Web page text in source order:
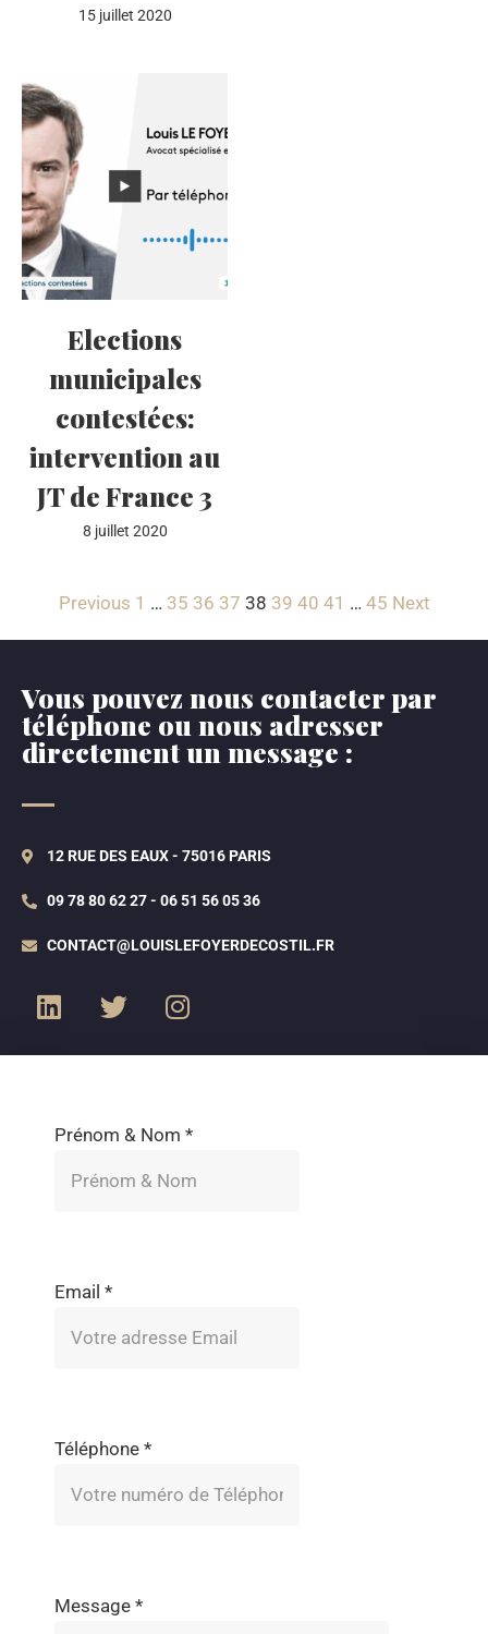
15 juillet 2020
Elections
municipales
contestées:
intervention au
JT de France 3
8 juillet 2020
Previous 1 … 35 36 37 38 39 40 41 … 45 Next
Vous pouvez nous contacter par
téléphone ou nous adresser
directement un message :
12 RUE DES EAUX - 75016 PARIS
09 78 80 62 27 - 06 51 56 05 36
CONTACT@LOUISLEFOYERDECOSTIL.FR
Prénom & Nom *
Email *
Téléphone *
Message *